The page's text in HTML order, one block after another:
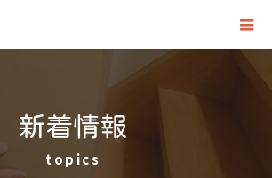
新着情報
topics